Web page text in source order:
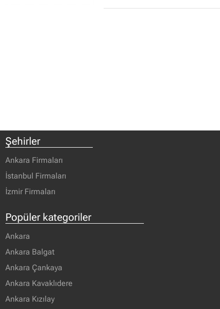
Şehirler
Ankara Firmaları
İstanbul Firmaları
İzmir Firmaları
Popüler kategoriler
Ankara
Ankara Balgat
Ankara Çankaya
Ankara Kavaklıdere
Ankara Kızılay